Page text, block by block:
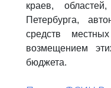
краев,
Петербурга,
средств
возмещением
бюджета.